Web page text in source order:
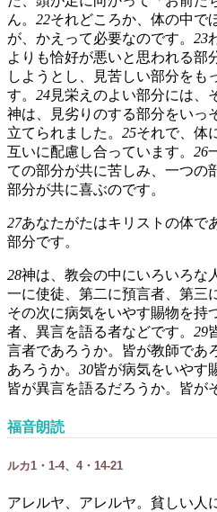
ん。 22それどころか、体の中で
が、かえって必要なのです。 23
よりも恰好が悪いと思われる部
しようとし、見苦しい部分をも
す。 24見栄えのよい部分には、
神は、見劣りのする部分をいっ
立てられました。 25それで、体
互いに配慮し合っています。 26
ての部分が共に苦しみ、一つの
部分が共に喜ぶのです。
27あなたがたはキリストの体で
部分です。
28神は、教会の中にいろいろな
一に使徒、第二に預言者、第三
その次に病気をいやす賜物を持
者、異言を語る者などです。 29
言者であろうか。皆が教師であ
あろうか。 30皆が病気をいやす
皆が異言を語るだろうか。皆が
福音朗読
ルカ1・1-4、4・14-21
アレルヤ、アレルヤ。貧しい人